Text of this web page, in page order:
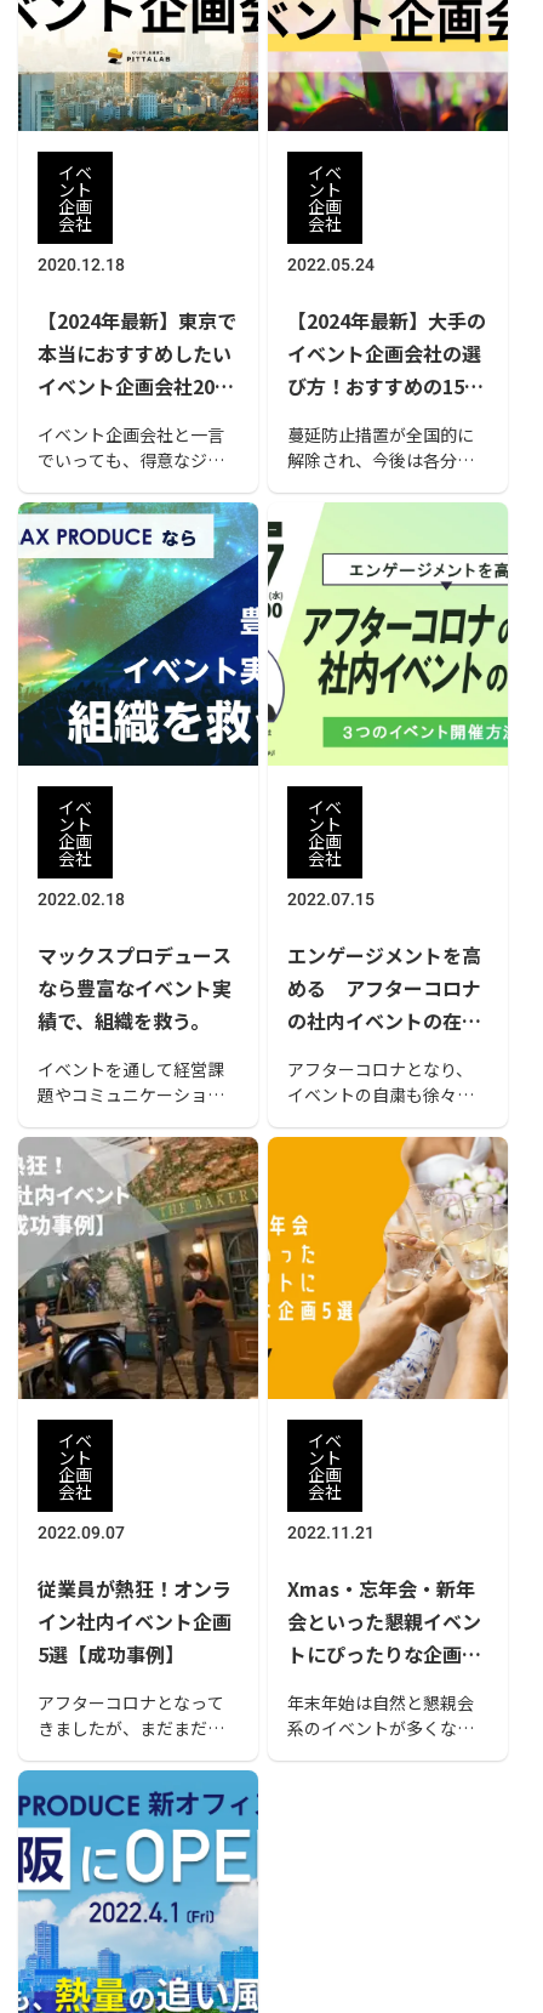
合った会社を選ぶ際の参
考にしましょう。
せて心に響くイベントを
企画してくれるでしょ
う。
イベ
ント
企画
会社
2020.12.18
【2024年最新】東京で
本当におすすめしたい
イベント企画会社20
も解説
イベント企画会社と一言
でいっても、得意なジャ
などはそれぞれの会社ご
とに異なります。今回は
東京都でおすすめのイベ
ント企画会社を紹介して
いきますので、どんな会
社があるか確認しましょ
う。
イベ
ント
企画
会社
2022.05.24
【2024年最新】大手の
イベント企画会社の選
び方！おすすめの15社
蔓延防止措置が全国的に
解除され、今後は各分野
いくと思われます。この
ような状況の中でイベン
トを企画されている企業
様も多いと思います。こ
の記事では「大手イベン
ト企画会社の選び方」と
「おすすめのイベント会
社15社」を紹介していま
す。大手のイベント会社
を比較して、自社に合っ
た制作会社を見つけまし
ょう。
イベ
ント
企画
会社
2022.02.18
マックスプロデュース
なら豊富なイベント実
績で、組織を救う。
イベントを通して経営課
題やコミュニケーション
つプロデューサー陣がお
客様のお悩みを解決！ 課
題解決や集客など、それ
ぞれの目的に根付いた制
作を致します。
イベ
ント
企画
会社
2022.07.15
エンゲージメントを高
める アフターコロナ
の社内イベントの在り
アフターコロナとなり、
イベントの自粛も徐々に
通りの社内イベント開催
に戻したいという希望も
出てきているころだと思
います。 しかし、担当の
方、経営者の方々は「本
当に良いのだろうか？」
「まだオンラインが必要
ではないのか」と悩んで
いる方もいらっしゃるの
ではないでしょうか。 そ
こで今回は、社会情勢・
参加者のニーズにフォー
カスを当てて、どのよう
な方法で社内イベントを
開催できるのかを解説い
たします。
イベ
ント
企画
会社
2022.09.07
従業員が熱狂！オンラ
イン社内イベント企画
5選【成功事例】
アフターコロナとなって
きましたが、まだまだ注
ラインイベントならでは
の企画を、成功事例の5つ
を紹介いたします。
イベ
ント
企画
会社
2022.11.21
Xmas・忘年会・新年
会といった懇親イベン
トにぴったりな企画5
年末年始は自然と懇親会
系のイベントが多くなり